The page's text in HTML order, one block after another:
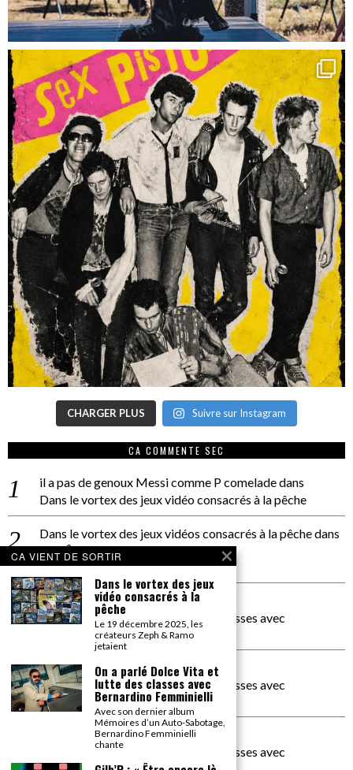
CHARGER PLUS Suivre sur Instagram
CA COMMENTE SEC
il a pas de genoux Messi comme P comeladedans
Dans le vortex des jeux vidéo consacrés à la pêche
Dans le vortex des jeux vidéos consacrés à la pêchedans
PACÔME THIELLEMENT
La séance d’Hip Gnose
La Patrie
dans
On a parlé Dolce Vita et lutte des classes avec
Bernardino Femminielli
carte noire negra à l'o tiededans
On a parlé Dolce Vita et lutte des classes avec
Bernardino Femminielli
moise et son mascarédans
On a parlé Dolce Vita et lutte des classes avec
CA VIENT DE SORTIR
Dans le vortex des jeux
vidéo consacrés à la
pêche
Le 19 décembre 2025, les
créateurs Zeph & Ramo
jetaient
On a parlé Dolce Vita et
lutte des classes avec
Bernardino Femminielli
Avec son dernier album
Mémoires d’un Auto-Sabotage,
Bernardino Femminielli
chante